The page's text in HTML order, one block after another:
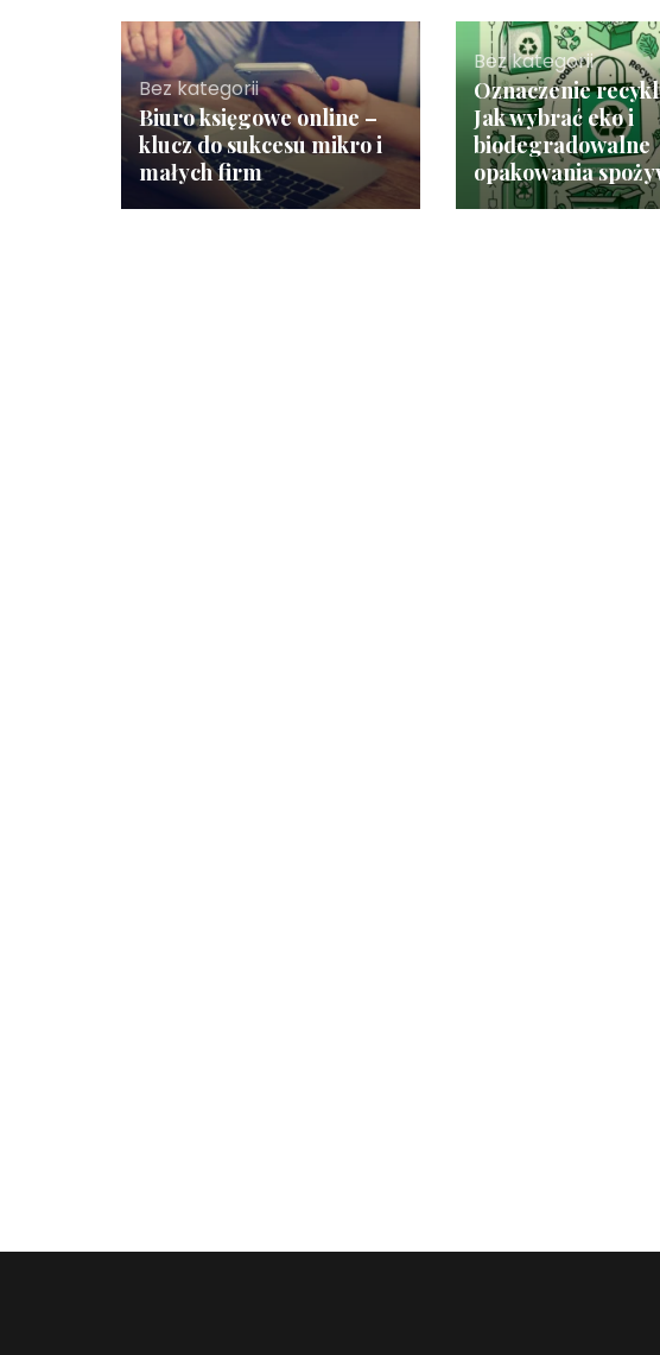
Bez kategorii
Biuro księgowe online –
klucz do sukcesu mikro i
małych firm
Bez kategorii
Oznaczenie
Jak wybrać eko i
biodegradowalne
opakowania